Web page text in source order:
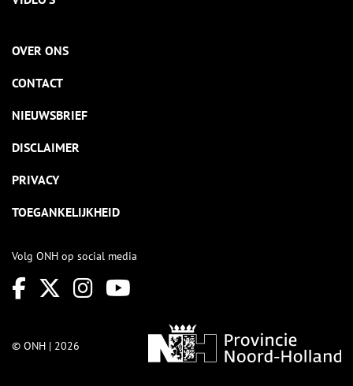
OVER ONS
CONTACT
NIEUWSBRIEF
DISCLAIMER
PRIVACY
TOEGANKELIJKHEID
Volg ONH op social media
© ONH | 2026